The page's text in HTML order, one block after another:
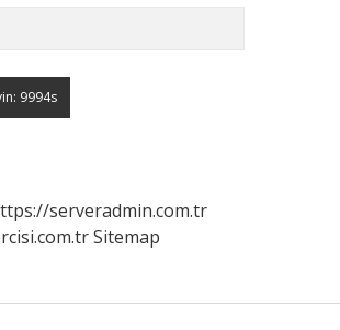
serveradmin.com.tr
Sitemap